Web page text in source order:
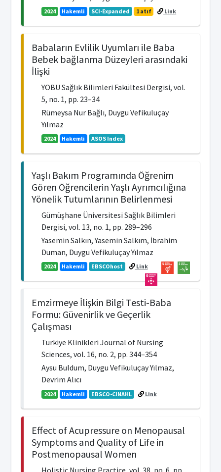
2024 Hakemli SCI-Expanded 1 atıf Link
Babaların Evlilik Uyumları ile Baba
Bebek bağlanma Düzeyleri arasındaki
İlişki
YOBU Sağlık Bilimleri Fakültesi Dergisi, vol.
5, no. 1, pp. 23–34
Rümeysa Nur Bağlı, Duygu Vefikuluçay
Yılmaz
2024 Hakemli ASOS Index
Yaşlı Bakım Programında Öğrenim
Gören Öğrencilerin Yaşlı Ayrımcılığına
Yönelik Tutumlarının Belirlenmesi
Gümüşhane Üniversitesi Sağlık Bilimleri
Dergisi, vol. 13, no. 1, pp. 289–296
Yasemin Salkın, Yasemin Salkım, İbrahim
Duman, Duygu Vefikuluçay Yılmaz
2024 Hakemli EBSCOhost Link
Emzirmeye İlişkin Bilgi Testi-Baba
Formu: Güvenirlik ve Geçerlik
Çalışması
Turkiye Klinikleri Journal of Nursing
Sciences, vol. 16, no. 2, pp. 344–354
Aysu Buldum, Duygu Vefikuluçay Yılmaz,
Devrim Alıcı
2024 Hakemli EBSCO-CINAHL Link
Effect of Acupressure on Menopausal
Symptoms and Quality of Life in
Postmenopausal Women
Holistic Nursing Practice, vol. 38, no. 6, pp.